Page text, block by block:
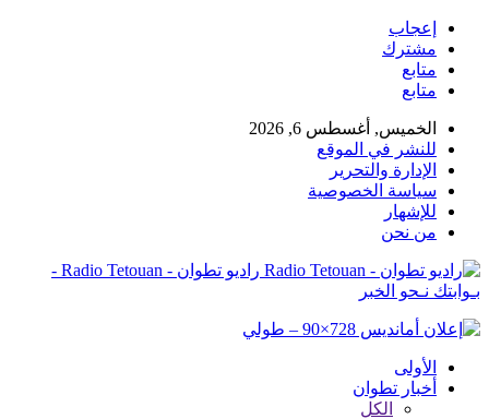
إعجاب
مشترك
متابع
متابع
الخميس, أغسطس 6, 2026
للنشر في الموقع
الإدارة والتحرير
سياسة الخصوصية
للإشهار
من نحن
راديو تطوان - Radio Tetouan -
بـوابتك نـحو الخبر
الأولى
أخبار تطوان
الكل